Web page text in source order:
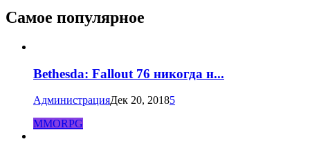
Самое популярное
Bethesda: Fallout 76 никогда н...
АдминистрацияДек 20, 20185
MMORPG